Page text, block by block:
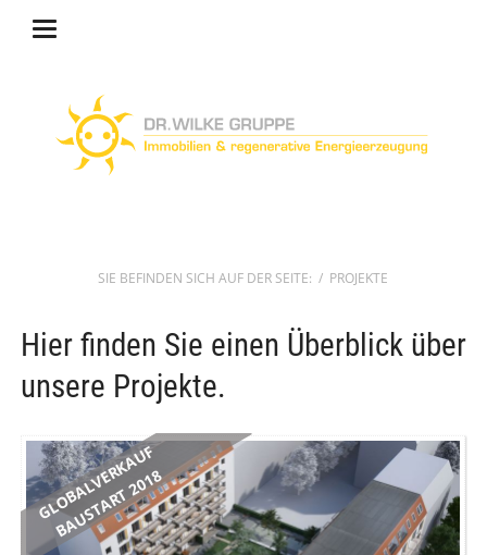
PROJEKTE
Hier finden Sie einen Überblick über
unsere Projekte.
GLOBALVERKAUF
BAUSTART 2018